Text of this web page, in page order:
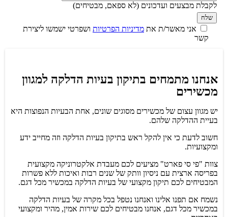
לקבלת מבצעים ועדכונים (לא ספאם, מבטיחים)
אני מאשר/ת את מדיניות הפרטיות ושפרטי ישמשו ליצירת
קשר
אנחנו מתמחים בתיקון בעיות הדלקה למגוון
מכשירים
יש מגוון עצום של מכשירים מסוגים שונים, אחת הבעיות הנפוצות היא
בעיית ההדלקה שלהם.
חשוב לדעת כי אין להקל ראש בתיקון בעיות הדלקה וזה מחייב ידע
ומקצועיות.
צוות "פי סי פארט" מציעים לכם מעבדת אלקטרוניקה מקצועית
בפריסה ארצית עם ניסיון וותק של שנים רבות ואיכות ללא פשרות
המבטיחים לכם תיקון מקצועי של בעיות הדלקה במכשיר מכל דגם.
נשמח אם תפנו אלינו ואנחנו נטפל בכל מקרה של בעיות הדלקה
במכשיר מכל דגם, אנחנו מבטיחים לכם שירות אמין, מהיר ומקצועי